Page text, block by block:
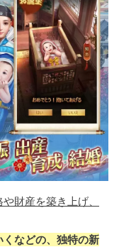
財産を築き上げ、
などの、独特の新